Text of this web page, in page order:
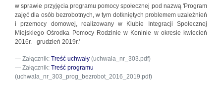
w sprawie przyjęcia programu pomocy społecznej pod nazwą 'Program
zajęć dla osób bezrobotnych, w tym dotkniętych problemem uzależnień
i przemocy domowej, realizowany w Klubie Integracji Społecznej
Miejskiego Ośrodka Pomocy Rodzinie w Koninie w okresie kwiecień
2016r. - grudzień 2019r.'
Załącznik: Treść uchwały (uchwala_nr_303.pdf)
Załącznik: Treść programu
(uchwala_nr_303_prog_bezrobot_2016_2019.pdf)